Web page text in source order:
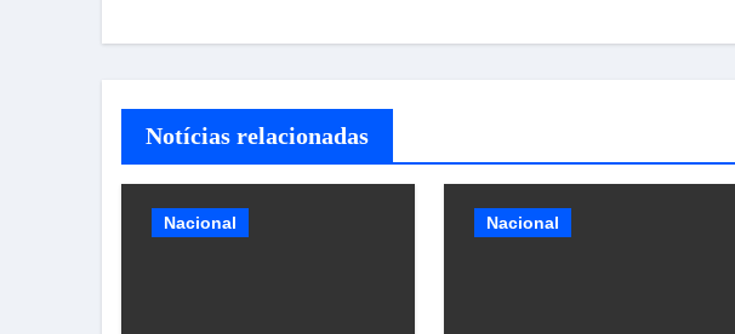
Post
Notícias relacionadas
Nacional Nacional